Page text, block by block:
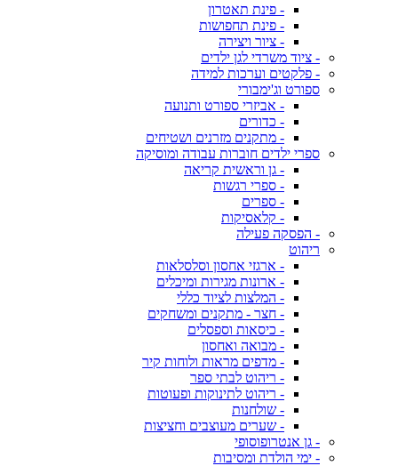
- פינת תאטרון
- פינת תחפושות
- ציור ויצירה
- ציוד משרדי לגן ילדים
- פלקטים וערכות למידה
ספורט וג'ימבורי
- אביזרי ספורט ותנועה
- כדורים
- מתקנים מזרנים ושטיחים
ספרי ילדים חוברות עבודה ומוסיקה
- גן וראשית קריאה
- ספרי רגשות
- ספרים
- קלאסיקות
- הפסקה פעילה
ריהוט
- ארגזי אחסון וסלסלאות
- ארונות מגירות ומיכלים
- המלצות לציוד כללי
- חצר - מתקנים ומשחקים
- כיסאות וספסלים
- מבואה ואחסון
- מדפים מראות ולוחות קיר
- ריהוט לבתי ספר
- ריהוט לתינוקות ופעוטות
- שולחנות
- שערים מעוצבים וחציצות
- גן אנטרופוסופי
- ימי הולדת ומסיבות